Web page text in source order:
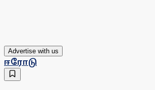
Advertise with us
ஈரோடு